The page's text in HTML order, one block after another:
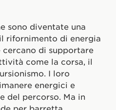
sono diventate una
rifornimento di energia
di supportare
come la corsa, il
I loro
energici e
del percorso. Ma in
per barretta